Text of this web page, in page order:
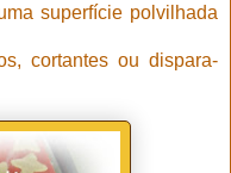
superfície polvilhada
cortantes ou dispara-